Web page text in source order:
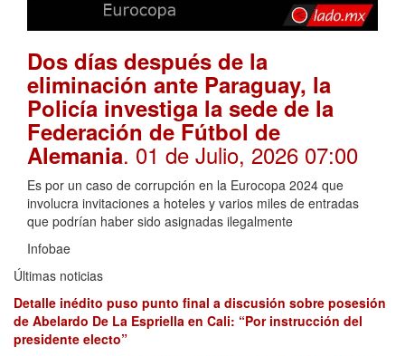
Dos días después de la
eliminación ante Paraguay, la
Policía investiga la sede de la
Federación de Fútbol de
Alemania. 01 de Julio, 2026 07:00
Es por un caso de corrupción en la Eurocopa 2024 que
involucra invitaciones a hoteles y varios miles de entradas
que podrían haber sido asignadas ilegalmente
Infobae
Últimas noticias
Detalle inédito puso punto final a discusión sobre posesión
de Abelardo De La Espriella en Cali: “Por instrucción del
presidente electo”